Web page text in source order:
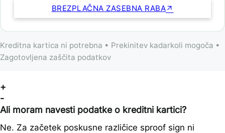
BREZPLAČNA ZASEBNA RABA
Kreditna kartica ni potrebna • Prekinitev kadarkoli mogoča •
Zagotovljena zaščita podatkov
+
-
Ali moram navesti podatke o kreditni kartici?
Ne. Za začetek poskusne različice sproof sign ni